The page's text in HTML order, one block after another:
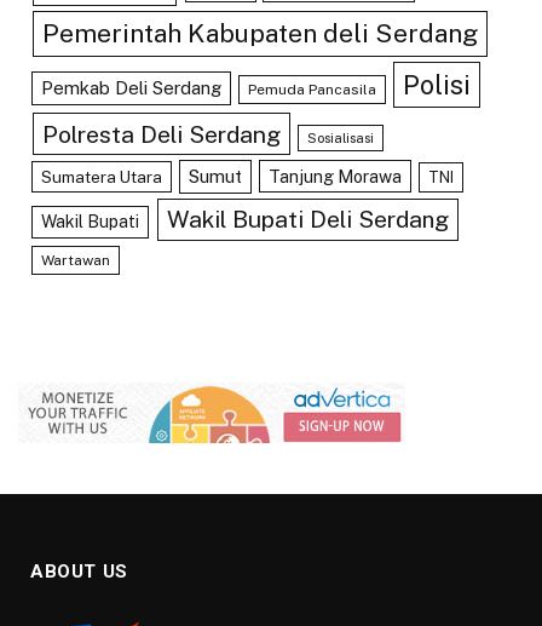
Pemerintah Kabupaten deli Serdang
Pemkab Deli Serdang Pemuda Pancasila Polisi
Polresta Deli Serdang Sosialisasi
Sumatera Utara Sumut Tanjung Morawa TNI
Wakil Bupati Wakil Bupati Deli Serdang
Wartawan
ABOUT US